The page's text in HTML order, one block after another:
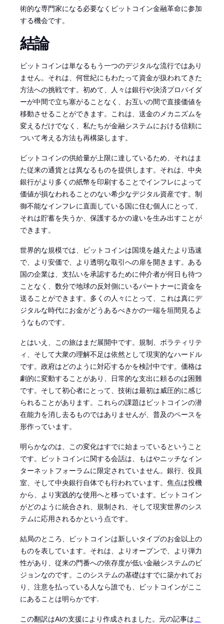
術的な専門家になる必要なくビットコイン金融革命に参加
する機会です。
結論
ビットコインは単なるもう一つのデジタルな流行ではあり
ません。それは、何世紀にもわたって資金が扱われてきた
方法への挑戦です。初めて、人々は銀行や決済プロバイダ
ーが中間で立ち塞がることなく、お互いの間で直接価値を
移動させることができます。これは、送金のメカニズムを
変えるだけでなく、私たちが金融システムにおける信頼に
ついて考える方法も再構築します。
ビットコインの供給量が上限に達しているため、それはま
た従来の通貨とは異なるものを提供します。それは、中央
銀行がより多くの紙幣を印刷することでインフレによって
価値が損なわれることのない希少なデジタル資産です。制
御不能なインフレに直面している国に住む個人にとって、
それは貯蓄を失うか、保護するかの違いを生み出すことが
できます。
世界的な規模では、ビットコインは国境を越えたより迅速
で、より安価で、より透明な取引への扉を開きます。ある
国の企業は、支払いを承認するために仲介者が何日も待つ
ことなく、数分で地球の反対側にいるパートナーに資金を
送ることができます。多くの人々にとって、これは真にデ
ジタルな時代にお金がどうあるべきかの一端を垣間見るよ
うなものです。
とはいえ、この旅はまだ展開中です。規制、ボラティリテ
ィ、そして大衆の理解不足は依然として現実的なハードル
です。政府はどのように対応するかを検討中です。価格は
劇的に変動することがあり、日常的な支出に頼るのは困難
です。そして初心者にとって、技術は最初は威圧的に感じ
られることがあります。これらの課題はビットコインの潜
在能力を消し去るものではありませんが、普及のペースを
形作っています。
明らかなのは、この変化はすでに始まっているということ
です。ビットコインに関する会話は、もはやニッチなイン
ターネットフォーラムに限定されていません。銀行、役員
室、そして中央銀行自体でも行われています。焦点は投機
から、より実践的な使用へと移っています。ビットコイン
がどのように統合され、規制され、そして現実世界のシス
テムに応用されるかという点です。
結局のところ、ビットコインは新しいタイプのお金以上の
ものを表しています。それは、よりオープンで、より弾力
性があり、従来の門番への依存度が低い金融システムのビ
ジョンなのです。このシステムの基礎はすでに築かれてお
り、注意を払っている人なら誰でも、ビットコインがここ
にあることは明らかです.
この翻訳はAIの支援により作成されました。元の記事はこ